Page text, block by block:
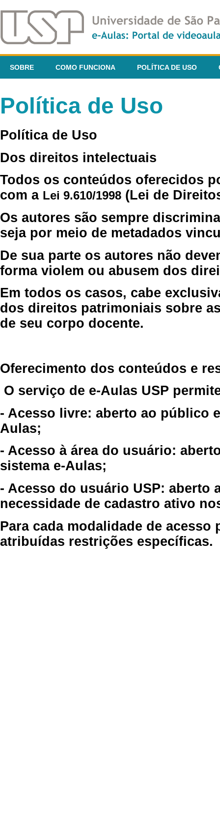
SOBRE COMO FUNCIONA POLÍTICA DE USO
Política de Uso
Política de Uso
Dos direitos intelectuais
Todos os conteúdos oferecidos
com a Lei 9.610/1998 (Lei de
Os autores são sempre
seja por meio de metadados
De sua parte os autores não
forma violem ou abusem dos
Em todos os casos, cabe
dos direitos patrimoniais sobre
de seu corpo docente.
Oferecimento dos conteúdos e
O serviço de e-Aulas USP
- Acesso livre: aberto ao público
Aulas;
- Acesso à área do usuário:
sistema e-Aulas;
- Acesso do usuário USP: aberto
necessidade de cadastro ativo
Para cada modalidade de
atribuídas restrições específicas.